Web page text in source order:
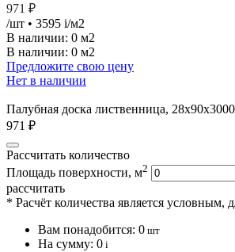
971 ₽
/шт • 3595 i/м2
В наличии: 0 м2
В наличии: 0 м2
Предложите свою цену
Нет в наличии
Палубная доска лиственница,
971 ₽
Рассчитать количество
Площадь поверхности, м2
рассчитать
* Расчёт количества является условным,
Вам понадобится: 0 шт
На сумму: 0 i